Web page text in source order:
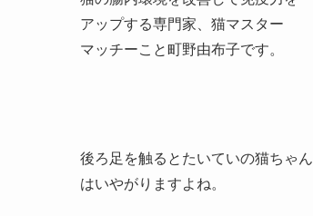
アップする専門家、猫マスター
マッチーこと町野由布子です。
後ろ足を触るとたいていの猫ちゃん
はいやがりますよね。